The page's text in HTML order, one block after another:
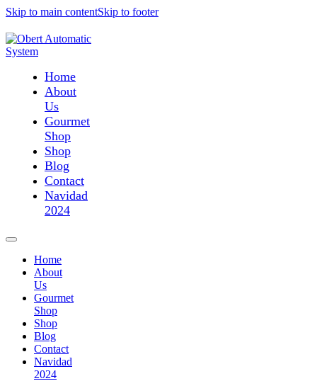
Skip to main contentSkip to footer
Home
About
Us
Gourmet
Shop
Shop
Blog
Contact
Navidad
2024
Home
About
Us
Gourmet
Shop
Shop
Blog
Contact
Navidad
2024